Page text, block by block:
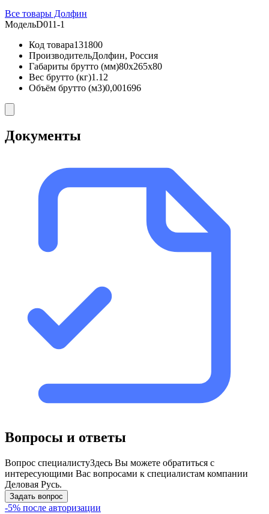
Все товары Долфин
МодельD011-1
Код товара131800
ПроизводительДолфин, Россия
Габариты брутто (мм)80x265x80
Вес брутто (кг)1.12
Объём брутто (м3)0,001696
Документы
Вопросы и ответы
Вопрос специалистуЗдесь Вы можете обратиться с
интересующими Вас вопросами к специалистам компании
Деловая Русь.
Задать вопрос
-5% после авторизации